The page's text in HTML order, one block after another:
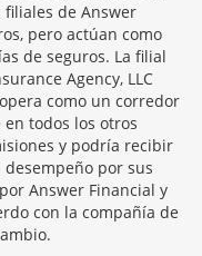
filiales de Answer
pero actúan como
de seguros. La filial
Agency, LLC
como un corredor
todos los otros
y podría recibir
por sus
Answer Financial y
con la compañía de